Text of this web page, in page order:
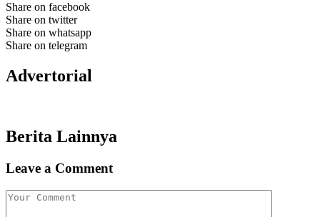
Share on facebook
Share on twitter
Share on whatsapp
Share on telegram
Advertorial
Berita Lainnya
Leave a Comment